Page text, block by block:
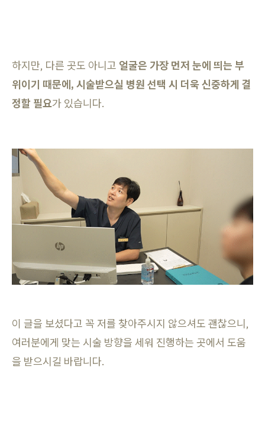
하지만, 다른 곳도 아니고 얼굴은 가장 먼저 눈에 띄는 부
위이기 때문에, 시술받으실 병원 선택 시 더욱 신중하게 결
정할 필요가 있습니다.
이 글을 보셨다고 꼭 저를 찾아주시지 않으셔도 괜찮으니,
여러분에게 맞는 시술 방향을 세워 진행하는 곳에서 도움
을 받으시길 바랍니다.